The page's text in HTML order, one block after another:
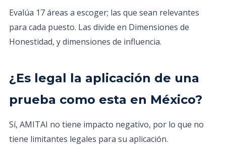
Evalúa 17 áreas a escoger; las que sean relevantes
para cada puesto. Las divide en Dimensiones de
Honestidad, y dimensiones de influencia.
¿Es legal la aplicación de una
prueba como esta en México?
Sí, AMITAI no tiene impacto negativo, por lo que no
tiene limitantes legales para su aplicación.